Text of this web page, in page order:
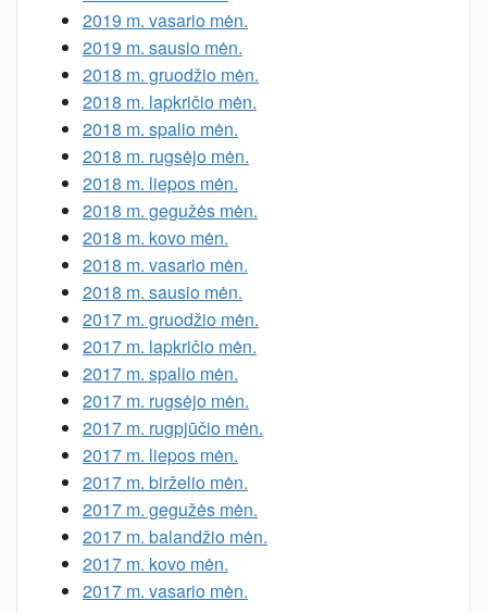
2019 m. vasario mėn.
2019 m. sausio mėn.
2018 m. gruodžio mėn.
2018 m. lapkričio mėn.
2018 m. spalio mėn.
2018 m. rugsėjo mėn.
2018 m. liepos mėn.
2018 m. gegužės mėn.
2018 m. kovo mėn.
2018 m. vasario mėn.
2018 m. sausio mėn.
2017 m. gruodžio mėn.
2017 m. lapkričio mėn.
2017 m. spalio mėn.
2017 m. rugsėjo mėn.
2017 m. rugpjūčio mėn.
2017 m. liepos mėn.
2017 m. birželio mėn.
2017 m. gegužės mėn.
2017 m. balandžio mėn.
2017 m. kovo mėn.
2017 m. vasario mėn.